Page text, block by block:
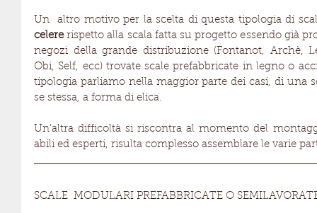
Un  altro motivo per la scelta di questa tipologia di
celere rispetto alla scala fatta su progetto essendo già
negozi della grande distribuzione (Fontanot, Archè,
Obi, Self, ecc) trovate scale prefabbricate in legno o
tipologia parliamo nella maggior parte dei casi, di una
se stessa, a forma di elica.
Un’altra difficoltà si riscontra al momento del
abili ed esperti, risulta complesso assemblare le varie
SCALE  MODULARI PREFABBRICATE O